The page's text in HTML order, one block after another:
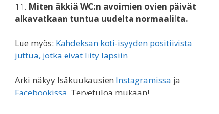
11. Miten äkkiä WC:n avoimien ovien päivät
alkavatkaan tuntua uudelta normaalilta.
Lue myös: Kahdeksan koti-isyyden positiivista
juttua, jotka eivät liity lapsiin
Arki näkyy Isäkuukausien Instagramissa ja
Facebookissa. Tervetuloa mukaan!